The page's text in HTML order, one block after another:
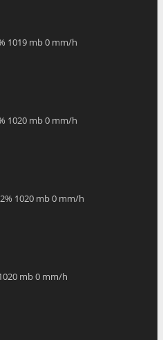
1019 mb0 mm/h
1020 mb0 mm/h
1020 mb0 mm/h
mb0 mm/h